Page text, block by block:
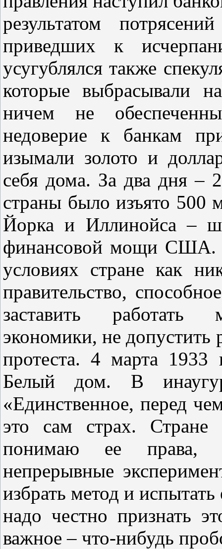
результатом
приведших к
усугублялся также
которые выбрасывали
ничем не
недоверие к банкам
изымали золото и
себя дома. За два дня –
страны было изъято 500
Йорка и Иллинойса –
финансовой мощи США.
условиях стране как
правительство,
заставить работать
экономики, не допустить
протеста. 4 марта
Белый дом. В
«Единственное, перед
это сам страх.
понимаю ее права,
непрерывные
избрать метод и испытать
надо честно признать
важное – что-нибудь